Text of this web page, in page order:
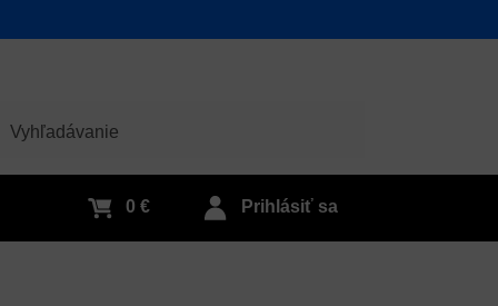
Prihlásiť sa
0 €